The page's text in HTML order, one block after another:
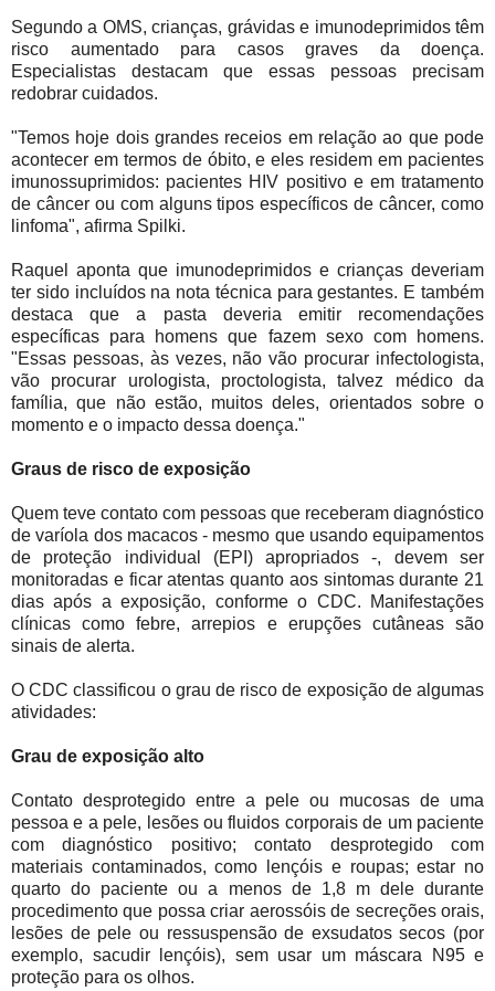
Segundo a OMS, crianças, grávidas e imunodeprimidos têm
risco aumentado para casos graves da doença.
Especialistas destacam que essas pessoas precisam
redobrar cuidados.
"Temos hoje dois grandes receios em relação ao que pode
acontecer em termos de óbito, e eles residem em pacientes
imunossuprimidos: pacientes HIV positivo e em tratamento
de câncer ou com alguns tipos específicos de câncer, como
linfoma", afirma Spilki.
Raquel aponta que imunodeprimidos e crianças deveriam
ter sido incluídos na nota técnica para gestantes. E também
destaca que a pasta deveria emitir recomendações
específicas para homens que fazem sexo com homens.
"Essas pessoas, às vezes, não vão procurar infectologista,
vão procurar urologista, proctologista, talvez médico da
família, que não estão, muitos deles, orientados sobre o
momento e o impacto dessa doença."
Graus de risco de exposição
Quem teve contato com pessoas que receberam diagnóstico
de varíola dos macacos - mesmo que usando equipamentos
de proteção individual (EPI) apropriados -, devem ser
monitoradas e ficar atentas quanto aos sintomas durante 21
dias após a exposição, conforme o CDC. Manifestações
clínicas como febre, arrepios e erupções cutâneas são
sinais de alerta.
O CDC classificou o grau de risco de exposição de algumas
atividades:
Grau de exposição alto
Contato desprotegido entre a pele ou mucosas de uma
pessoa e a pele, lesões ou fluidos corporais de um paciente
com diagnóstico positivo; contato desprotegido com
materiais contaminados, como lençóis e roupas; estar no
quarto do paciente ou a menos de 1,8 m dele durante
procedimento que possa criar aerossóis de secreções orais,
lesões de pele ou ressuspensão de exsudatos secos (por
exemplo, sacudir lençóis), sem usar um máscara N95 e
proteção para os olhos.